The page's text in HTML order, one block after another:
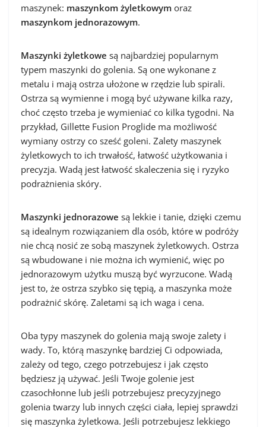
maszynek: maszynkom żyletkowym oraz
maszynkom jednorazowym.
Maszynki żyletkowe są najbardziej popularnym
typem maszynki do golenia. Są one wykonane z
metalu i mają ostrza ułożone w rzędzie lub spirali.
Ostrza są wymienne i mogą być używane kilka razy,
choć często trzeba je wymieniać co kilka tygodni. Na
przykład, Gillette Fusion Proglide ma możliwość
wymiany ostrzy co sześć goleni. Zalety maszynek
żyletkowych to ich trwałość, łatwość użytkowania i
precyzja. Wadą jest łatwość skaleczenia się i ryzyko
podrażnienia skóry.
Maszynki jednorazowe są lekkie i tanie, dzięki czemu
są idealnym rozwiązaniem dla osób, które w podróży
nie chcą nosić ze sobą maszynek żyletkowych. Ostrza
są wbudowane i nie można ich wymienić, więc po
jednorazowym użytku muszą być wyrzucone. Wadą
jest to, że ostrza szybko się tępią, a maszynka może
podrażnić skórę. Zaletami są ich waga i cena.
Oba typy maszynek do golenia mają swoje zalety i
wady. To, którą maszynkę bardziej Ci odpowiada,
zależy od tego, czego potrzebujesz i jak często
będziesz ją używać. Jeśli Twoje golenie jest
czasochłonne lub jeśli potrzebujesz precyzyjnego
golenia twarzy lub innych części ciała, lepiej sprawdzi
się maszynka żyletkowa. Jeśli potrzebujesz lekkiego